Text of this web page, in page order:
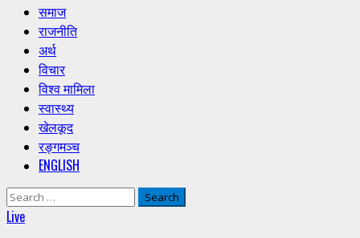
Menuसमाज
राजनीति
अर्थ
विचार
विश्व मामिला
स्वास्थ्य
खेलकूद
रङ्गमञ्च
ENGLISH
Search
for:
Live